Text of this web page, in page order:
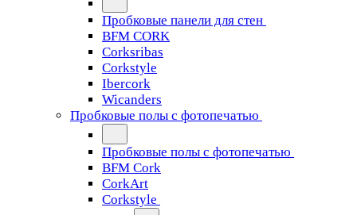
Пробковые панели для стен
BFM CORK
Corksribas
Corkstyle
Ibercork
Wicanders
Пробковые полы с фотопечатью
Пробковые полы с фотопечатью
BFM Cork
CorkArt
Corkstyle